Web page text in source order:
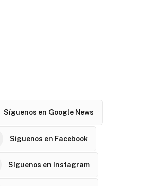
Síguenos en Google News
Síguenos en Facebook
Síguenos en Instagram